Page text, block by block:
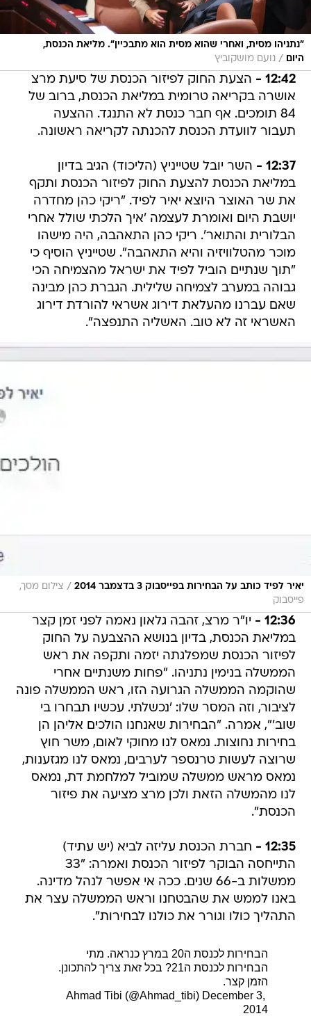
"נתניהו מסית, ואחרי שהוא מסית הוא מתבכיין". מליאת הכנסת,
היום
/ נועם מושקוביץ
12:42 -
הצעת החוק לפיזור הכנסת של סיעת מרצ
אושרה בקריאה טרומית במליאת הכנסת, ברוב של
84 תומכים. אף חבר כנסת לא התנגד. ההצעה
תעבור לוועדת הכנסת להכנתה לקריאה ראשונה.
12:37 -
השר יובל שטייניץ (הליכוד) הגיב בדיון
במליאת הכנסת להצעת החוק לפיזור הכנסת ותקף
את שר האוצר היוצא יאיר לפיד. "ריקי כהן מחדרה
יושבת היום ואומרת לעצמה 'איך הלכתי שולל אחרי
הבלורית והתואר'. ריקי כהן התאהבה, היה מישהו
מוכר מהטלוויזיה והיא התאהבה". שטייניץ הוסיף כי
"תוך שנתיים הוביל לפיד את ישראל מהצמיחה הכי
גבוהה במערב לצמיחה שלילית. הגברת כהן מבינה
שאם עברנו מהעלאת דירוג אשראי להורדת דירוג
האשראי זה לא טוב. האשליה התנפצה".
יאיר לפיד כותב על הבחירות בפייסבוק 3 בדצמבר 2014 / צילום מסך,
פייסבוק
12:36 -
יו"ר מרצ, זהבה גלאון נאמה לפני זמן קצר
במליאת הכנסת, בדיון בנושא ההצבעה על החוק
לפיזור הכנסת שמפלגתה יזמה ותקפה את ראש
הממשלה בנימין נתניהו. "פחות משנתיים אחרי
שהוקמה הממשלה הגרועה הזו, ראש הממשלה פונה
לציבור, וזה המסר שלו: 'נכשלתי. עכשיו תבחרו בי
שוב'", אמרה. "הבחירות שאנחנו הולכים אליהן הן
בחירות נחוצות. נמאס לנו מחוקי לאום, משר חוץ
שרוצה לעשות טרנספר לערבים, נמאס לנו מגזענות,
נמאס מראש ממשלה שמוביל למלחמת דת, נמאס
לנו מהמשלה הזאת ולכן מרצ מציעה את פיזור
הכנסת".
12:35 -
חברת הכנסת עליזה לביא (יש עתיד)
התייחסה הבוקר לפיזור הכנסת ואמרה: "33
ממשלות ב-66 שנים. ככה אי אפשר לנהל מדינה.
באנו לממש את שהבטחנו וראש הממשלה עצר את
התהליך כולו וגורר את כולנו לבחירות".
הבחירות לכנסת ה20 במרץ כנראה. מתי
הבחירות לכנסת ה21? בכל זאת צריך להתכונן.
הזמן קצר.
December 3,
2014